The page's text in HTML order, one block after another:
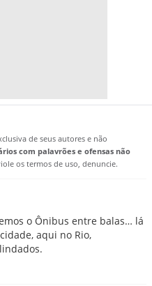
de seus autores e não
com palavrões e ofensas não
os termos de uso, denuncie.
o Ônibus entre balas… lá
aqui no Rio,